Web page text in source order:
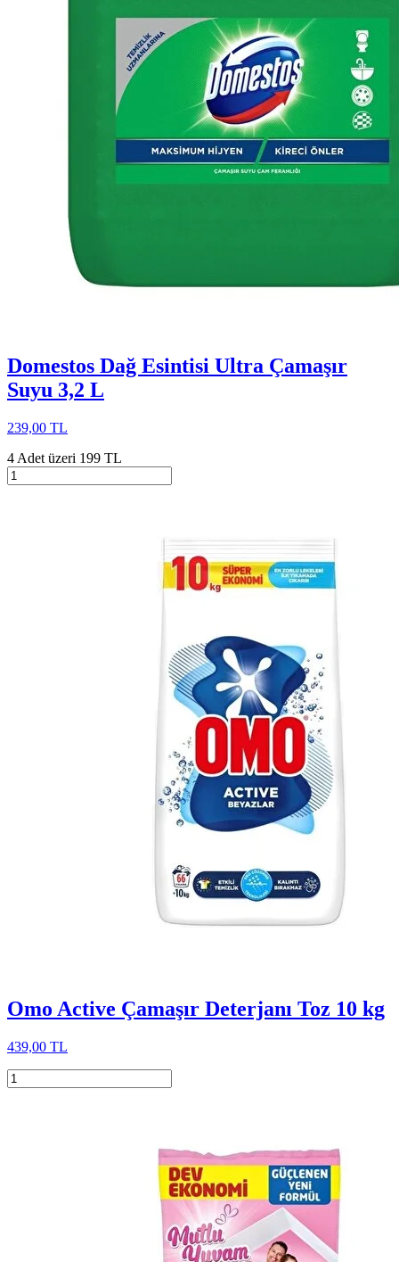
Domestos Dağ Esintisi Ultra Çamaşır
Suyu 3,2 L
239,00 TL
4 Adet üzeri 199 TL
Omo Active Çamaşır Deterjanı Toz 10 kg
439,00 TL